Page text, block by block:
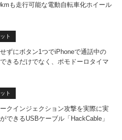
も走行可能な電動自転車化ホイール
ト
ずにボタン1つでiPhoneで通話中の
きるだけでなく、ポモドーロタイマ
ト
クインジェクション攻撃を実際に実
できるUSBケーブル「HackCable」